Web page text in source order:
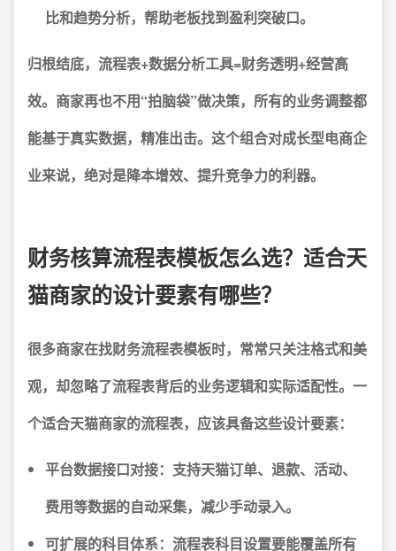
比和趋势分析，帮助老板找到盈利突破口。
归根结底，流程表+数据分析工具=财务透明+经营高
效。商家再也不用“拍脑袋”做决策，所有的业务调整都
能基于真实数据，精准出击。这个组合对成长型电商企
业来说，绝对是降本增效、提升竞争力的利器。
财务核算流程表模板怎么选？适合天
猫商家的设计要素有哪些？
很多商家在找财务流程表模板时，常常只关注格式和美
观，却忽略了流程表背后的业务逻辑和实际适配性。一
个适合天猫商家的流程表，应该具备这些设计要素：
平台数据接口对接：支持天猫订单、退款、活动、
费用等数据的自动采集，减少手动录入。
可扩展的科目体系：流程表科目设置要能覆盖所有